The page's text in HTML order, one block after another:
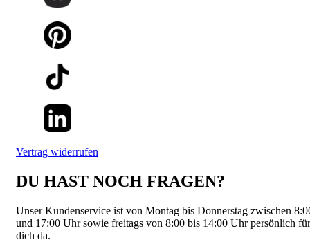
Vertrag widerrufen
DU HAST NOCH FRAGEN?
Unser Kundenservice ist von Montag bis Donnerstag zwischen
und 17:00 Uhr sowie freitags von 8:00 bis 14:00 Uhr persönlich für
dich da.